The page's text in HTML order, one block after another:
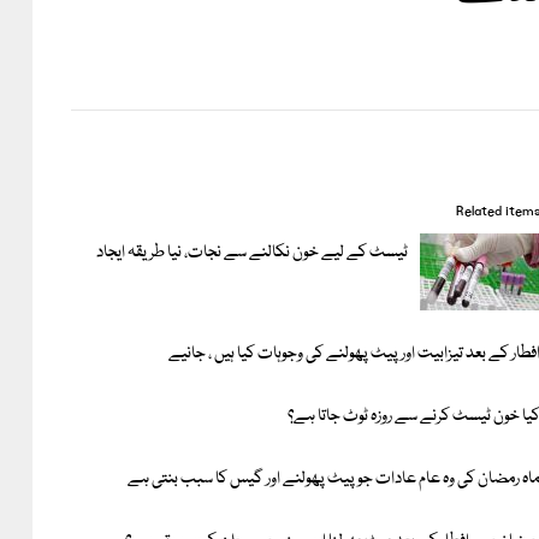
Related items
ٹیسٹ کے لیے خون نکالنے سے نجات، نیا طریقہ ایجاد
افطار کے بعد تیزابیت اور پیٹ پھولنے کی وجوہات کیا ہیں ، جانیے
کیا خون ٹیسٹ کرنے سے روزہ ٹوٹ جاتا ہے؟
ماہ رمضان کی وہ عام عادات جو پیٹ پھولنے اور گیس کا سبب بنتی ہے